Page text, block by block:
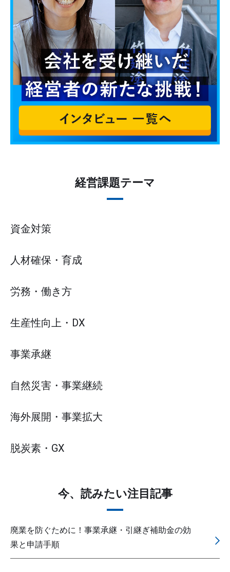
経営課題テーマ
資金対策
人材確保・育成
労務・働き方
生産性向上・DX
事業承継
自然災害・事業継続
海外展開・事業拡大
脱炭素・GX
今、読みたい注目記事
廃業を防ぐために！事業承継・引継ぎ補助金の効
果と申請手順